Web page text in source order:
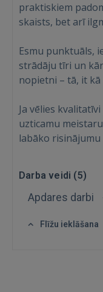
Ienākt
praktiskiem
skaists, bet arī
Esmu punktuāls,
strādāju tīri un
nopietni – tā, it
Ja vēlies
uzticamu
labāko risinājumu
Darba veidi (5)
Apdares darbi
Flīžu ieklāšana